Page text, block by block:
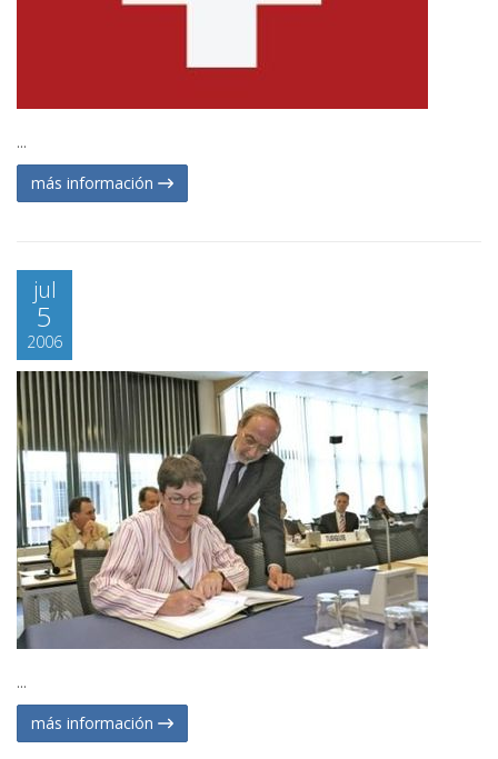
...
más información
jul
5
2006
...
más información